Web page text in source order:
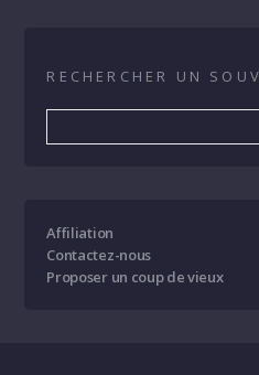
RECHERCHER UN
Affiliation
Contactez-nous
Proposer un coup de vieux